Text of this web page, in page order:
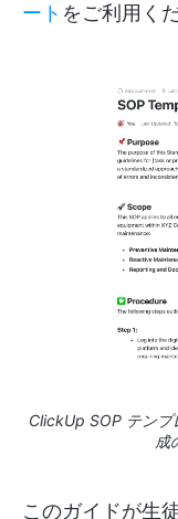
ート をご利用く
ClickUp SOP テンプ
成
このガイドが生